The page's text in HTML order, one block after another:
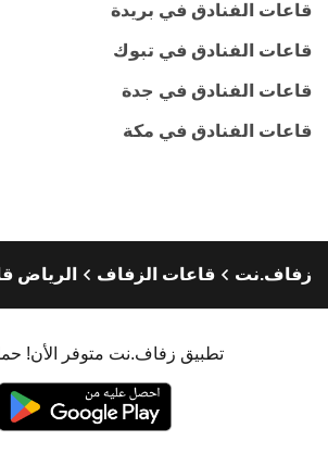
قاعات الفنادق في بريدة
قاعات الفنادق في تبوك
قاعات الفنادق في جدة
قاعات الفنادق في مكة
زفاف.نت قاعات الزفاف الرياض
تطبيق زفاف.نت متوفر الأن!